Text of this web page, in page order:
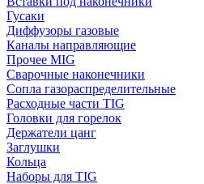
Гусаки
Диффузоры газовые
Каналы направляющие
Прочее MIG
Сварочные наконечники
Сопла газораспределительные
Расходные части TIG
Головки для горелок
Держатели цанг
Заглушки
Кольца
Наборы для TIG